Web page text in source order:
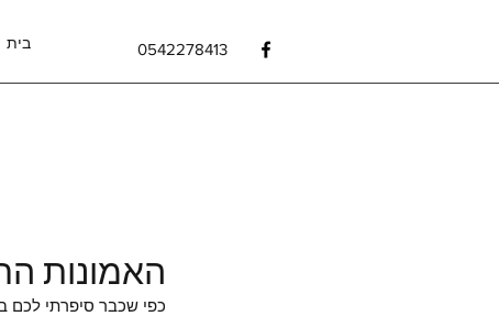
בית 0542278413
האמונות
כפי שכבר סיפרתי לכם